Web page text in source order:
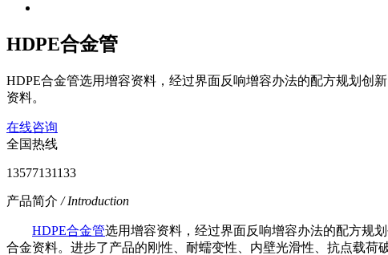
HDPE合金管
HDPE合金管选用增容资料，经过界面反响增容办法的配方规划创
资料。
在线咨询
全国热线
13577131133
产品简介 / Introduction
HDPE合金管选用增容资料，经过界面反响增容办法的配方规
合金资料。进步了产品的刚性、耐蠕变性、内壁光滑性、抗点载荷